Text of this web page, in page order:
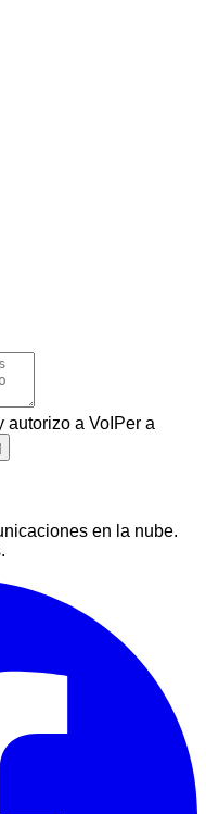
autorizo a VoIPer a
en la nube.